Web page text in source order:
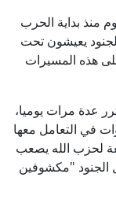
أحد جنود الاحتياط، الذي خدم نحو 500 يوم منذ بداية الحرب
يعيشون تحت
هذه المسيرات
عدة مرات يوميا،
في التعامل معها
لحزب الله يصعب
الجنود "مكشوفين